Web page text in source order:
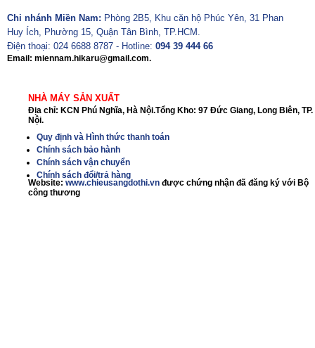
Chi nhánh Miền Nam: Phòng 2B5, Khu căn hộ Phúc Yên, 31 Phan
Huy Ích, Phường 15, Quận Tân Bình, TP.HCM.
Điện thoại: 024 6688 8787 - Hotline: 094 39 444 66
Email: miennam.hikaru@gmail.com.
NHÀ MÁY SẢN XUẤT
Địa chỉ: KCN Phú Nghĩa, Hà Nội.Tổng Kho: 97 Đức Giang, Long Biên, TP.
Nội.
Quy định và Hình thức thanh toán
Chính sách bảo hành
Chính sách vận chuyển
Chính sách đổi/trả hàng
Website: www.chieusangdothi.vn được chứng nhận đã đăng ký với Bộ
công thương